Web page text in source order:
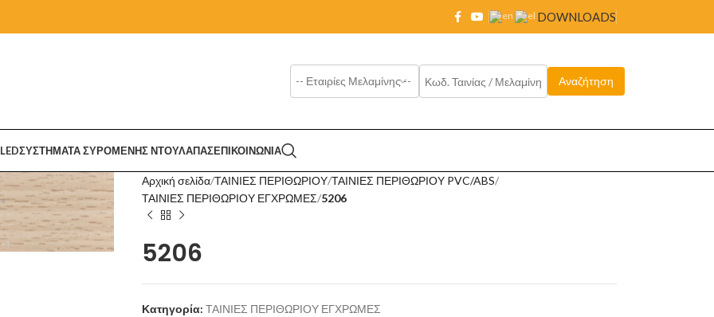
DOWNLOADS
ΣΥΣΤΗΜΑΤΑ ΣΥΡΟΜΕΝΗΣ ΝΤΟΥΛΑΠΑΣΕΠΙΚΟΙΝΩΝΙΑ
Αρχική σελίδα ΤΑΙΝΙΕΣ ΠΕΡΙΘΩΡΙΟΥ ΤΑΙΝΙΕΣ ΠΕΡΙΘΩΡΙΟΥ PVC/ABS
ΤΑΙΝΙΕΣ ΠΕΡΙΘΩΡΙΟΥ ΕΓΧΡΩΜΕΣ 5206
5206
Κατηγορία: ΤΑΙΝΙΕΣ ΠΕΡΙΘΩΡΙΟΥ ΕΓΧΡΩΜΕΣ